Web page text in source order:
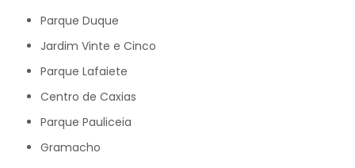
Parque Duque
Jardim Vinte e Cinco
Parque Lafaiete
Centro de Caxias
Parque Pauliceia
Gramacho